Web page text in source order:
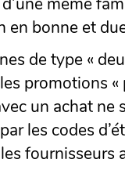
en bonne et
de type «
les promotions
un achat ne
les codes
fournisseurs